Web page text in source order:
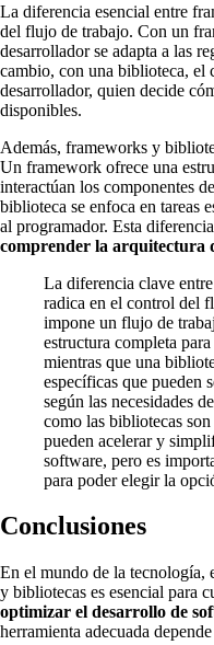
La diferencia esencial entre
del flujo de trabajo. Con un
desarrollador se adapta a las
cambio, con una biblioteca, el
desarrollador, quien decide
disponibles.
Además, frameworks y
Un framework ofrece una
interactúan los componentes
biblioteca se enfoca en tareas
al programador. Esta
comprender la arquitectura
La diferencia clave
radica en el control del
impone un flujo de
estructura completa
mientras que una
específicas que pueden
según las necesidades
como las bibliotecas
pueden acelerar y
software, pero es
para poder elegir la
Conclusiones
En el mundo de la tecnología,
y bibliotecas es esencial para
optimizar el desarrollo de
herramienta adecuada